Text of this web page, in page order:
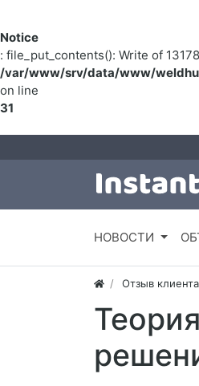
Notice
: file_put_contents(): Write of
/var/www/srv/data/www/
on line
31
НОВОСТИ
Отзыв